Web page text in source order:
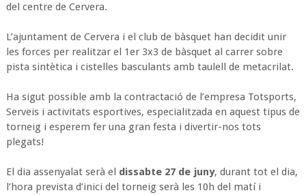
del centre de Cervera.
L’ajuntament de Cervera i el club de bàsquet han decidit unir
les forces per realitzar el 1er 3x3 de bàsquet al carrer sobre
pista sintètica i cistelles basculants amb taulell de metacrilat.
Ha sigut possible amb la contractació de l’empresa Totsports,
Serveis i activitats esportives, especialitzada en aquest tipus de
torneig i esperem fer una gran festa i divertir-nos tots
plegats!
El dia assenyalat serà el dissabte 27 de juny, durant tot el dia,
l’hora prevista d’inici del torneig serà les 10h del matí i